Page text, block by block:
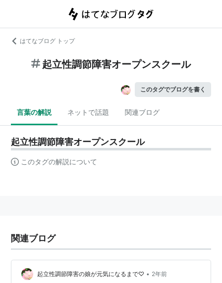
はてなブログ トップ
起立性調節障害オープンスクール
このタグでブログを書く
言葉の解説 ネットで話題 関連ブログ
起立性調節障害オープンスクール
このタグの解説について
関連ブログ
起立性調節障害の娘が元気になるまで♡ • 2年前